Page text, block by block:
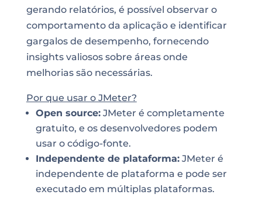
gerando relatórios, é possível observar o
comportamento da aplicação e identificar
gargalos de desempenho, fornecendo
insights valiosos sobre áreas onde
melhorias são necessárias.
Por que usar o JMeter?
Open source:JMeter é completamente
gratuito, e os desenvolvedores podem
usar o código-fonte.
Independente de plataforma:JMeter é
independente de plataforma e pode ser
executado em múltiplas plataformas.